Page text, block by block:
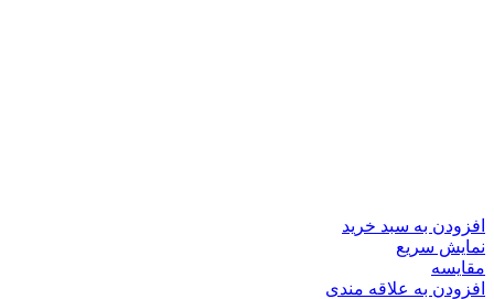
افزودن به سبد خرید
نمایش سریع
مقايسه
افزودن به علاقه مندی